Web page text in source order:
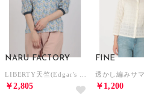
NARU FACTORY
￥2,805
FINE
￥1,200